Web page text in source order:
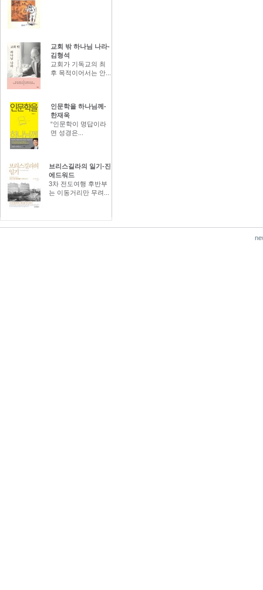
교회 밖 하나님 나라-
김형석
교회가 기독교의 최
후 목적이어서는 안...
인문학을 하나님께-
한재욱
“인문학이 명답이라
면 성경은...
브리스길라의 일기-진
에드워드
3차 전도여행 후반부
는 이동거리만 무려...